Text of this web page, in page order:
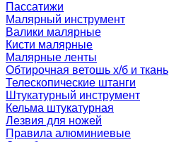
Пассатижи
Малярный инструмент
Валики малярные
Кисти малярные
Малярные ленты
Обтирочная ветошь х/б и ткань
Телескопические штанги
Штукатурный инструмент
Кельма штукатурная
Лезвия для ножей
Правила алюминиевые